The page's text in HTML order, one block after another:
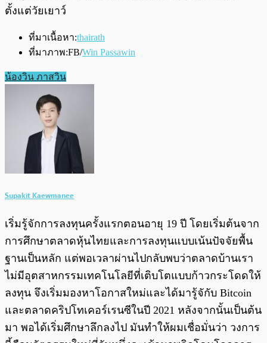
ตั้งแต่วัยเยาว์
ที่มาเนื้อหา:thairath
ที่มาภาพ:FB/Win Passawin
น้องวิน ภาสวิน
Supakit Kaewmanee
เริ่มรู้จักการลงทุนครั้งแรกตอนอายุ 19 ปี โดยเริ่มต้นจาก
การศึกษาตลาดหุ้นไทยและการลงทุนแบบเน้นปัจจัยพื้น
ฐานเป็นหลัก แต่พอเวลาผ่านไปกลับพบว่าตลาดบ้านเรา
ไม่มีอุตสาหกรรมเทคโนโลยีที่เติบโตแบบก้าวกระโดดให้
ลงทุน จึงเริ่มมองหาโอกาสใหม่และได้มารู้จักับ Bitcoin
และตลาดคริปโทเคอร์เรนซีในปี 2021 หลังจากนั้นเป็นต้น
มา พอได้เริ่มศึกษาลึกลงไป มันทำให้ผมเชื่อมั่นว่า วงการ